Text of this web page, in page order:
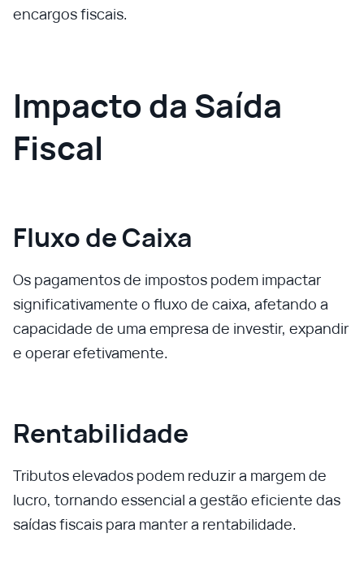
encargos fiscais.
Impacto da Saída
Fiscal
Fluxo de Caixa
Os pagamentos de impostos podem impactar
significativamente o fluxo de caixa, afetando a
capacidade de uma empresa de investir, expandir
e operar efetivamente.
Rentabilidade
Tributos elevados podem reduzir a margem de
lucro, tornando essencial a gestão eficiente das
saídas fiscais para manter a rentabilidade.